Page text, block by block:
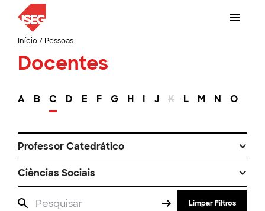
Início/ Pessoas
Docentes
A B C D E F G H I J K L M N O
Professor Catedrático
Ciências Sociais
Limpar Filtros